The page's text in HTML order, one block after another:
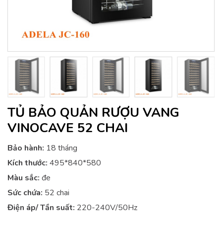
TỦ BẢO QUẢN RƯỢU VANG
VINOCAVE 52 CHAI
Bảo hành: 18 tháng
Kích thước: 495*840*580
Màu sắc: đe
Sức chứa: 52 chai
Điện áp/ Tần suất: 220-240V/50Hz